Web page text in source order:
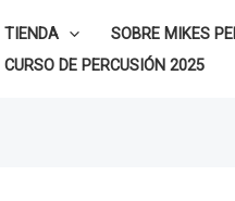
TIENDA SOBRE MIKES
CURSO DE PERCUSIÓN 2025